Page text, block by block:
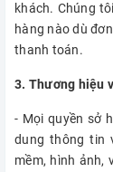
khách. Chúng
hàng nào dù
thanh toán.
3. Thương hiệu
- Mọi quyền sở
dung thông tin
mềm, hình ảnh,